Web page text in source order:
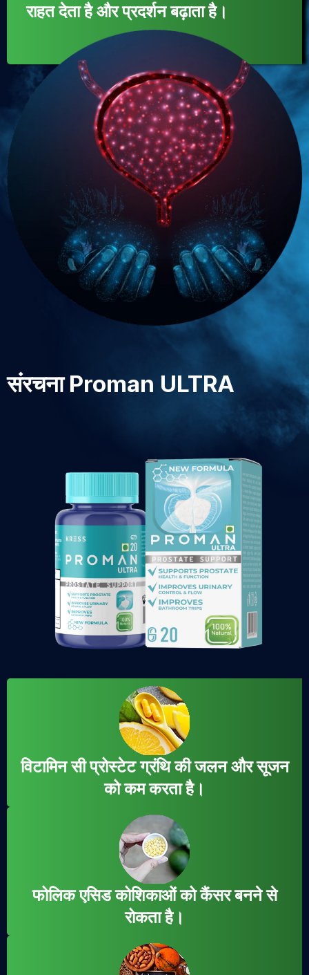
राहत देता है और प्रदर्शन बढ़ाता है।
संरचना Proman ULTRA
विटामिन सी प्रोस्टेट ग्रंथि की जलन और सूजन
को कम करता है।
फोलिक एसिड कोशिकाओं को कैंसर बनने से
रोकता है।